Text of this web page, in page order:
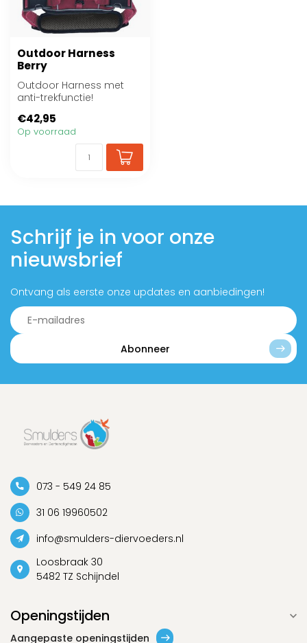
Outdoor Harness
Berry
Outdoor Harness met
anti-trekfunctie!
€42,95
Op voorraad
Schrijf je in voor onze
nieuwsbrief
Ontvang als eerste onze updates en aanbiedingen!
Abonneer
073 - 549 24 85
31 06 19960502
info@smulders-diervoeders.nl
Loosbraak 30
5482 TZ Schijndel
Openingstijden
Aangepaste openingstijden